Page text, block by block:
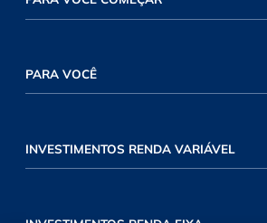
PARA VOCÊ
INVESTIMENTOS RENDA VARIÁVEL